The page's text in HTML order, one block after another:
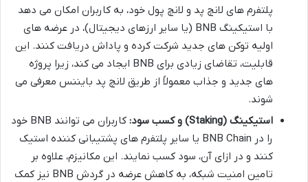
پلتفرم های لانچ پد و لانچ پول خود، به کاربران امکان می دهد
با استیکینگ BNB (یا سایر ارزهای دیجیتال)، در عرضه های
اولیه توکن های جدید شرکت کرده و پاداش دریافت کنند. این
قابلیت، تقاضای زیادی برای BNB ایجاد می کند، زیرا پروژه
های جدید و جذاب معمولاً از طریق لانچ پد بایننس معرفی می
شوند.
استیکینگ (Staking) و کسب سود:
کاربران می توانند BNB خود
را در BNB Chain یا سایر پلتفرم های پشتیبانی کننده استیک
کنند و در ازای آن، سود کسب نمایند. این مکانیزم، علاوه بر
تامین امنیت شبکه، به کاهش عرضه در گردش BNB نیز کمک